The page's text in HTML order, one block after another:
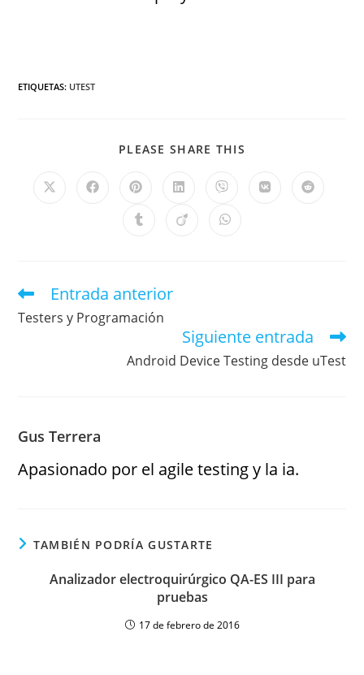
ETIQUETAS: UTEST
PLEASE SHARE THIS
Entrada anterior
Testers y Programación
Siguiente entrada
Android Device Testing desde uTest
Gus Terrera
Apasionado por el agile testing y la ia.
TAMBIÉN PODRÍA GUSTARTE
Analizador electroquirúrgico QA-ES III para
pruebas
17 de febrero de 2016